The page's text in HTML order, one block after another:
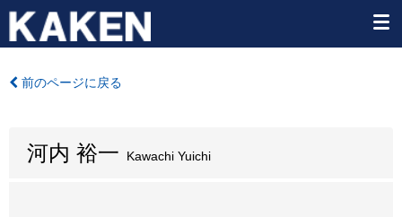
前のページに戻る
河内 裕一 Kawachi Yuichi